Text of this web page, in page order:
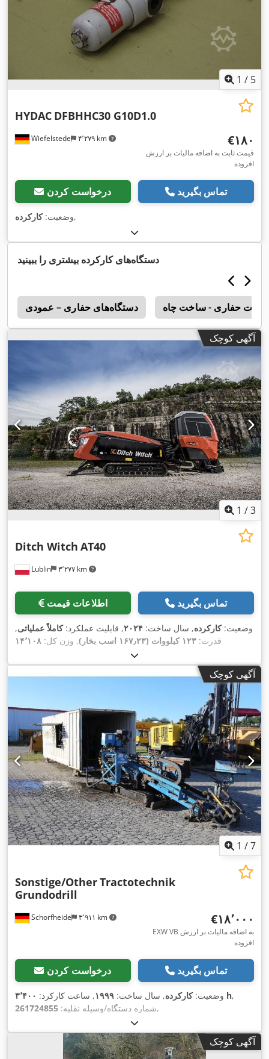
1 / 5
Wiefelstede ۴٬۲۷۹ km
HYDAC DFBHHC30 G10D1.0
‎€۱۸۰
قیمت ثابت به اضافه مالیات بر ارزش
افزوده
درخواست کردن تماس بگیرید
وضعیت:کارکرده ,
دستگاه‌های کارکرده بیشتری را ببینید
دستگاه‌های حفاری – عمودی حفاری - ساخت چاه
آگهی کوچک
1 /3
Lublin ۳٬۲۷۷ km
Ditch Witch AT40
اطلاعات قیمت تماس بگیرید
وضعیت:کارکرده, سال ساخت: ۲۰۲۴, قابلیت عملکرد:کاملاً عملیاتی,
قدرت: ۱۲۳ کیلووات (۱۶۷٫۲۳ اسب بخار) , وزن کل: ۱۴٬۱۰۸
آگهی کوچک
1 /7
Schorfheide ۳٬۹۱۱ km
Sonstige/OtherTractotechnik
Grundodrill
‎€۱۸٬۰۰۰
EXW VB به اضافه مالیات بر ارزش
افزوده
درخواست کردن تماس بگیرید
وضعیت:کارکرده, سال ساخت: ۱۹۹۹, ساعت کارکرد: ۳٬۴۰۰ h,
شماره دستگاه/وسیله نقلیه: 261724855 ,
آگهی کوچک